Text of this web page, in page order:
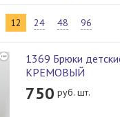
12 24 48 96
1369 Брюки
КРЕМОВЫЙ
750 руб. шт.